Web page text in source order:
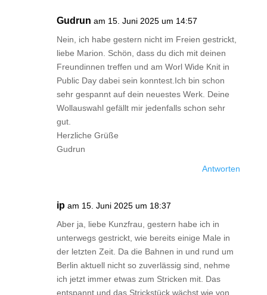
Gudrun am 15. Juni 2025 um 14:57
Nein, ich habe gestern nicht im Freien gestrickt,
liebe Marion. Schön, dass du dich mit deinen
Freundinnen treffen und am Worl Wide Knit in
Public Day dabei sein konntest.Ich bin schon
sehr gespannt auf dein neuestes Werk. Deine
Wollauswahl gefällt mir jedenfalls schon sehr
gut.
Herzliche Grüße
Gudrun
Antworten
ip am 15. Juni 2025 um 18:37
Aber ja, liebe Kunzfrau, gestern habe ich in
unterwegs gestrickt, wie bereits einige Male in
der letzten Zeit. Da die Bahnen in und rund um
Berlin aktuell nicht so zuverlässig sind, nehme
ich jetzt immer etwas zum Stricken mit. Das
entspannt und das Strickstück wächst wie von